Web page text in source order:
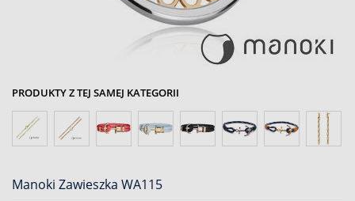
PRODUKTY Z TEJ SAMEJ KATEGORII
Manoki Zawieszka WA115